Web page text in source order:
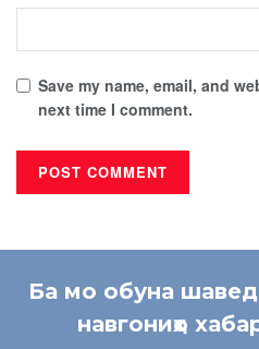
Save my name, email, and
next time I comment.
Ба мо обуна шавед
навгониҳо